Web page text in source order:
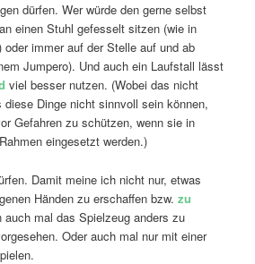
dürfen. Wer würde den gerne selbst
einen Stuhl gefesselt sitzen (wie in
oder immer auf der Stelle auf und ab
Jumpero). Und auch ein Laufstall lässt
viel besser nutzen. (Wobei das nicht
Dinge nicht sinnvoll sein können,
Gefahren zu schützen, wenn sie in
eingesetzt werden.)
Damit meine ich nicht nur, etwas
Händen zu erschaffen bzw. zu
auch mal das Spielzeug anders zu
Oder auch mal nur mit einer